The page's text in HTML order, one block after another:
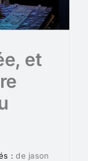
et
:de jason